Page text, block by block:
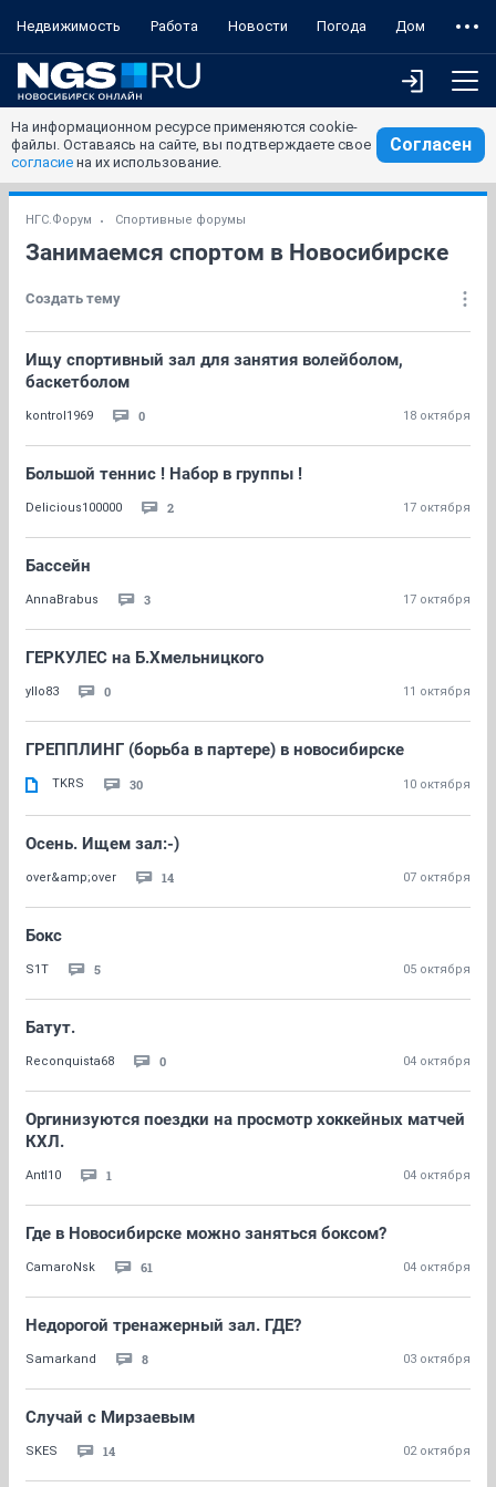
Недвижимость Работа Новости Погода Дом
На информационном ресурсе применяются cookie-
файлы. Оставаясь на сайте, вы подтверждаете свое
согласие на их использование.
Согласен
НГС.Форум Спортивные форумы
Занимаемся спортом в Новосибирске
Создать тему
Ищу спортивный зал для занятия волейболом,
баскетболом
kontrol1969 0 18 октября
Большой теннис ! Набор в группы !
Delicious100000 2 17 октября
Бассейн
AnnaBrabus 3 17 октября
ГЕРКУЛЕС на Б.Хмельницкого
yllo83 0 11 октября
ГРЕППЛИНГ (борьба в партере) в новосибирске
TKRS 30 10 октября
Осень. Ищем зал:-)
over&amp;over 14 07 октября
Бокс
S1T 5 05 октября
Батут.
Reconquista68 0 04 октября
Оргинизуются поездки на просмотр хоккейных матчей
КХЛ.
Antl10 1 04 октября
Где в Новосибирске можно заняться боксом?
CamaroNsk 61 04 октября
Недорогой тренажерный зал. ГДЕ?
Samarkand 8 03 октября
Случай с Мирзаевым
SKES 14 02 октября